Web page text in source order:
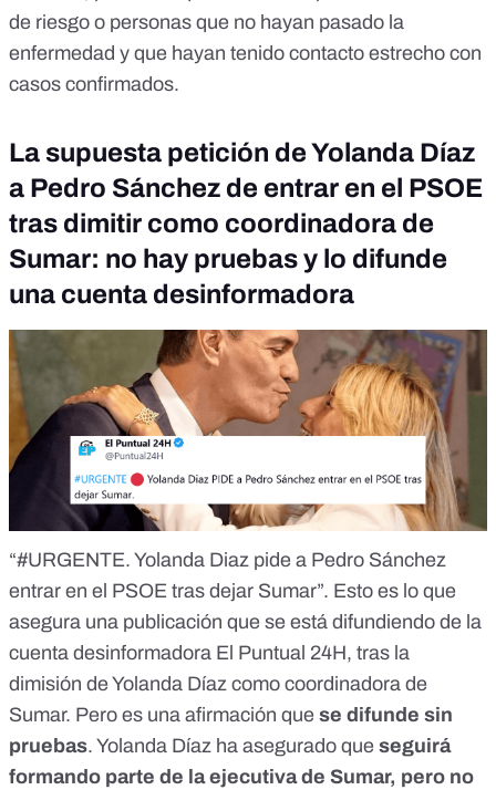
de riesgo o personas que no hayan pasado la
enfermedad y que hayan tenido contacto estrecho con
casos confirmados.
La supuesta petición de Yolanda Díaz
a Pedro Sánchez de entrar en el PSOE
tras dimitir como coordinadora de
Sumar: no hay pruebas y lo difunde
una cuenta desinformadora
“#URGENTE. Yolanda Diaz pide a Pedro Sánchez
entrar en el PSOE tras dejar Sumar”. Esto es lo que
asegura una publicación que se está difundiendo de la
cuenta desinformadora El Puntual 24H, tras la
dimisión de Yolanda Díaz como coordinadora de
Sumar. Pero es una afirmación que se difunde sin
pruebas. Yolanda Díaz ha asegurado que seguirá
formando parte de la ejecutiva de Sumar, pero no